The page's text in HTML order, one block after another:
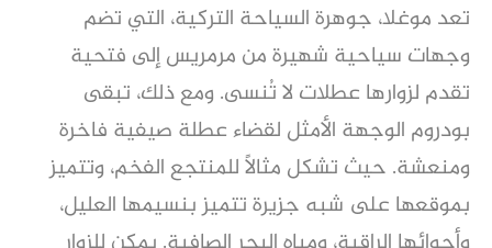
تعد موغلا، جوهرة السياحة التركية، التي تضم
وجهات سياحية شهيرة من مرمريس إلى فتحية
تقدم لزوارها عطلات لا تُنسى. ومع ذلك، تبقى
بودروم الوجهة الأمثل لقضاء عطلة صيفية فاخرة
ومنعشة. حيث تشكل مثالًا للمنتجع الفخم، وتتميز
بموقعها على شبه جزيرة تتميز بنسيمها العليل،